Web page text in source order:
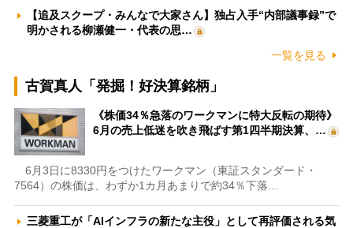
【追及スクープ・みんなで大家さん】独占入手“内部議事録”で
明かされる柳瀬健一・代表の思…
一覧を見る
古賀真人「発掘！好決算銘柄」
《株価34％急落のワークマンに特大反転の期待》
6月の売上低迷を吹き飛ばす第1四半期決算、…
6月3日に8330円をつけたワークマン（東証スタンダード・
7564）の株価は、わずか1カ月あまりで約34％下落…
三菱重工が「AIインフラの新たな主役」として再評価される気